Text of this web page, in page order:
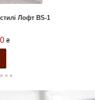
Лофт BS-1
₴